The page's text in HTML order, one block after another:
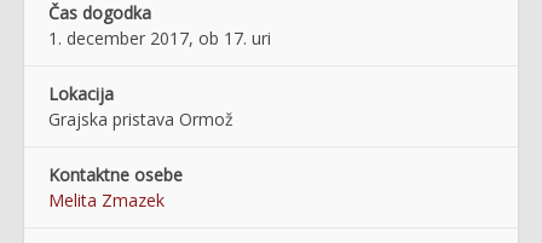
Čas dogodka
1. december 2017, ob 17. uri
Lokacija
Grajska pristava Ormož
Kontaktne osebe
Melita Zmazek